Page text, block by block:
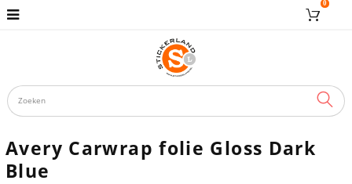
0
Avery Carwrap folie Gloss Dark
Blue